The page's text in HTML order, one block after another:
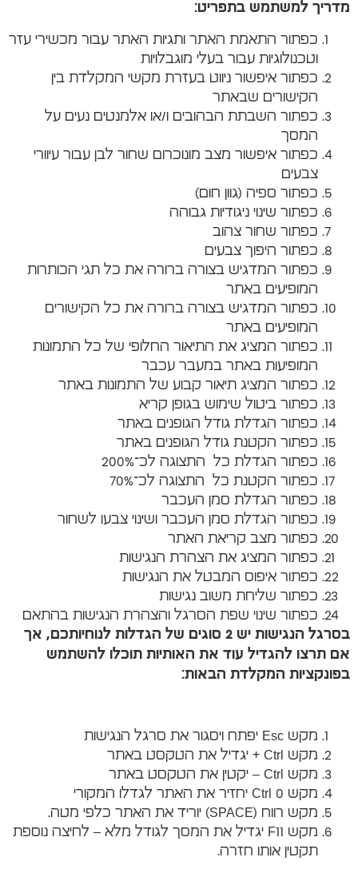
מדריך למשתמש בתפריט:
כפתור התאמת האתר ותגיות האתר עבור מכשירי עזר
וטכנולוגיות עבור בעלי מוגבלויות
כפתור איפשור ניווט בעזרת מקשי המקלדת בין
הקישורים שבאתר
כפתור השבתת הבהובים ו/או אלמנטים נעים על
המסך
כפתור איפשור מצב מונוכרום שחור לבן עבור עיוורי
צבעים
כפתור ספיה (גוון חום)
כפתור שינוי ניגודיות גבוהה
כפתור שחור צהוב
כפתור היפוך צבעים
כפתור המדגיש בצורה ברורה את כל תגי הכותרות
המופיעים באתר
כפתור המדגיש בצורה ברורה את כל הקישורים
המופיעים באתר
כפתור המציג את התיאור החלופי של כל התמונות
המופיעות באתר במעבר עכבר
כפתור המציג תיאור קבוע של התמונות באתר
כפתור ביטול שימוש בגופן קריא
כפתור הגדלת גודל הגופנים באתר
כפתור הקטנת גודל הגופנים באתר
כפתור הגדלת כל התצוגה לכ־200%
כפתור הקטנת כל התצוגה לכ־70%
כפתור הגדלת סמן העכבר
כפתור הגדלת סמן העכבר ושינוי צבעו לשחור
כפתור מצב קריאת האתר
כפתור המציג את הצהרת הנגישות
כפתור איפוס המבטל את הנגישות
כפתור שליחת משוב נגישות
כפתור שינוי שפת הסרגל והצהרת הנגישות בהתאם
בסרגל הנגישות יש 2 סוגים של הגדלות לנוחיותכם, אך
אם תרצו להגדיל עוד את האותיות תוכלו להשתמש
בפונקציות המקלדת הבאות:
מקש Esc יפתח ויסגור את סרגל הנגישות
מקש Ctrl + יגדיל את הטקסט באתר
מקש Ctrl – יקטין את הטקסט באתר
מקש Ctrl 0 יחזיר את האתר לגדלו המקורי
מקש רווח (SPACE) יוריד את האתר כלפי מטה.
מקש F11 יגדיל את המסך לגודל מלא – לחיצה נוספת
תקטין אותו חזרה.